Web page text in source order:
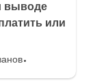
выводе
или